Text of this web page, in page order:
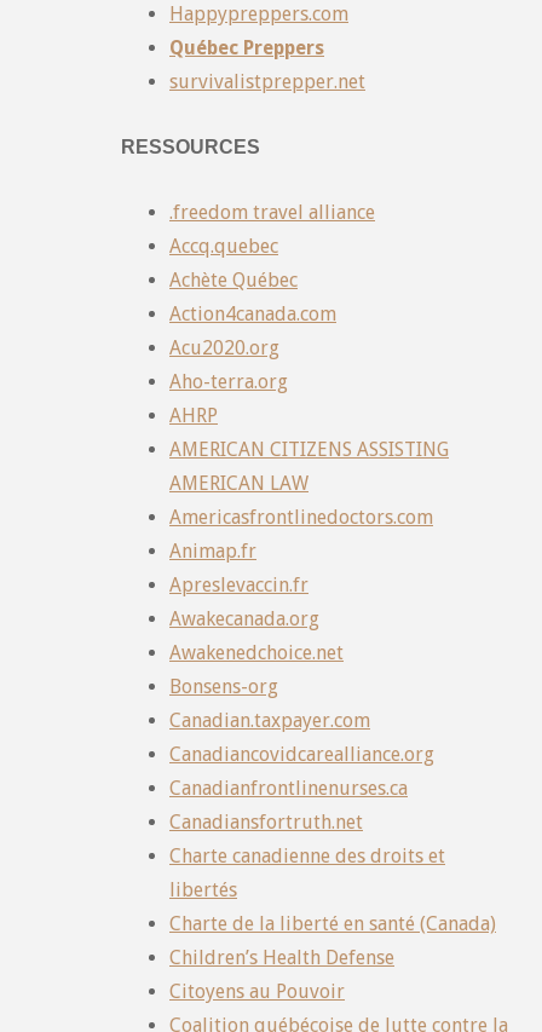
Happypreppers.com
Québec Preppers
survivalistprepper.net
RESSOURCES
.freedom travel alliance
Accq.quebec
Achète Québec
Action4canada.com
Acu2020.org
Aho-terra.org
AHRP
AMERICAN CITIZENS ASSISTING
AMERICAN LAW
Americasfrontlinedoctors.com
Animap.fr
Apreslevaccin.fr
Awakecanada.org
Awakenedchoice.net
Bonsens-org
Canadian.taxpayer.com
Canadiancovidcarealliance.org
Canadianfrontlinenurses.ca
Canadiansfortruth.net
Charte canadienne des droits et
libertés
Charte de la liberté en santé (Canada)
Children’s Health Defense
Citoyens au Pouvoir
Coalition québécoise de lutte contre la